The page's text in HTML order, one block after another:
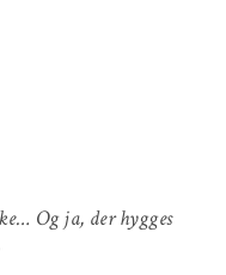
Og ja, der hygges